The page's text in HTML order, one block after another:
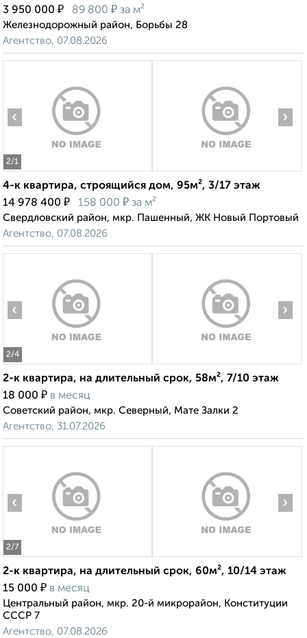
3 950 000 ₽ 89 800 ₽ за м²
Железнодорожный район, Борьбы 28
Агентство, 07.08.2026
2/1
‹ ›
4-к квартира, строящийся дом, 95м², 3/17 этаж
14 978 400 ₽ 158 000 ₽ за м²
Свердловский район, мкр. Пашенный, ЖК Новый Портовый
Агентство, 07.08.2026
2/4
‹ ›
2-к квартира, на длительный срок, 58м², 7/10 этаж
18 000 ₽ в месяц
Советский район, мкр. Северный, Мате Залки 2
Агентство, 31.07.2026
2/7
‹ ›
2-к квартира, на длительный срок, 60м², 10/14 этаж
15 000 ₽ в месяц
Центральный район, мкр. 20-й микрорайон, Конституции
СССР 7
Агентство, 07.08.2026